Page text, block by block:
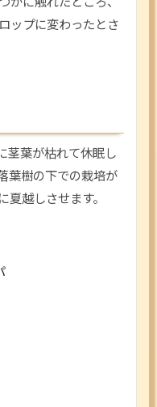
ップに変わったとさ
茎葉が枯れて休眠し
葉樹の下での栽培が
越しさせます。